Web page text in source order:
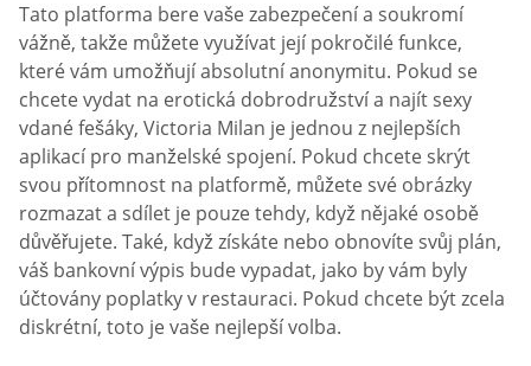
Tato platforma bere vaše zabezpečení a soukromí
vážně, takže můžete využívat její pokročilé funkce,
které vám umožňují absolutní anonymitu. Pokud se
chcete vydat na erotická dobrodružství a najít sexy
vdané fešáky, Victoria Milan je jednou z nejlepších
aplikací pro manželské spojení. Pokud chcete skrýt
svou přítomnost na platformě, můžete své obrázky
rozmazat a sdílet je pouze tehdy, když nějaké osobě
důvěřujete. Také, když získáte nebo obnovíte svůj plán,
váš bankovní výpis bude vypadat, jako by vám byly
účtovány poplatky v restauraci. Pokud chcete být zcela
diskrétní, toto je vaše nejlepší volba.